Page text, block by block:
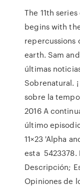
The 11th
begins with
repercussions
earth. Sam
últimas
Sobrenatural.
sobre la
2016 A
último
11×23 'Alpha
esta 5423378.
Descripción;
Opiniones de